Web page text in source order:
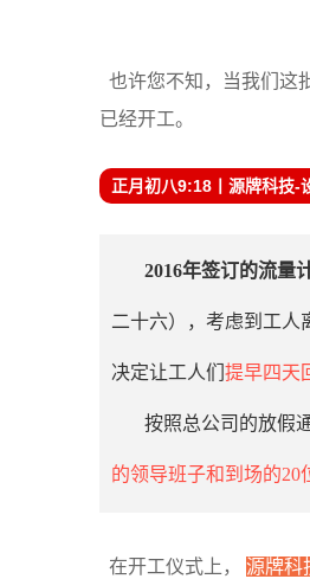
也许您不知，当我们这
已经开工。
正月初八9:18 丨源牌科技
2016年签订的流量
二十六），考虑到工人
决定让工人们 提早四天
按照总公司的放假
的领导班子和到场的
在开工仪式上， 源牌科